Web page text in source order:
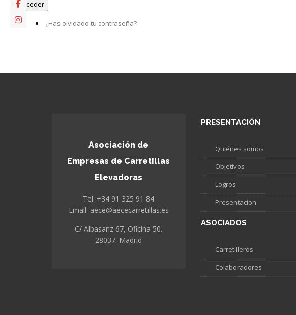
¿Has olvidado tu contraseña?
Asociación de
Empresas de Carretillas
Elevadoras
Tel: +34 91 325 91 84
Email: aece@aececarretillas.es
C/ Albasanz 67, Oficina 50.
28037. Madrid
PRESENTACIÓN
Quiénes somos
Objetivos
Logros
Presentacion
ASOCIADOS
Carretilleros
Colaboradores